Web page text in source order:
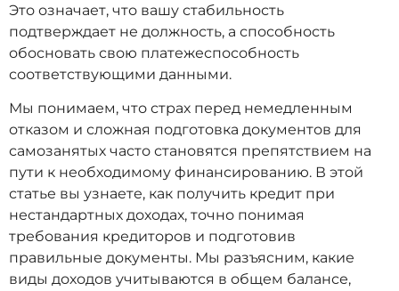
Это означает, что вашу стабильность
подтверждает не должность, а способность
обосновать свою платежеспособность
соответствующими данными.
Мы понимаем, что страх перед немедленным
отказом и сложная подготовка документов для
самозанятых часто становятся препятствием на
пути к необходимому финансированию. В этой
статье вы узнаете, как получить кредит при
нестандартных доходах, точно понимая
требования кредиторов и подготовив
правильные документы. Мы разъясним, какие
виды доходов учитываются в общем балансе,